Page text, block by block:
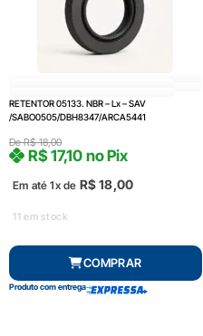
RETENTOR 05133. NBR – Lx – SAV
/SABO0505/DBH8347/ARCA5441
DeR$18,00
Em até 1x de R$18,00
R$17,10 no Pix
11 em stock
COMPRAR
Produto com entrega